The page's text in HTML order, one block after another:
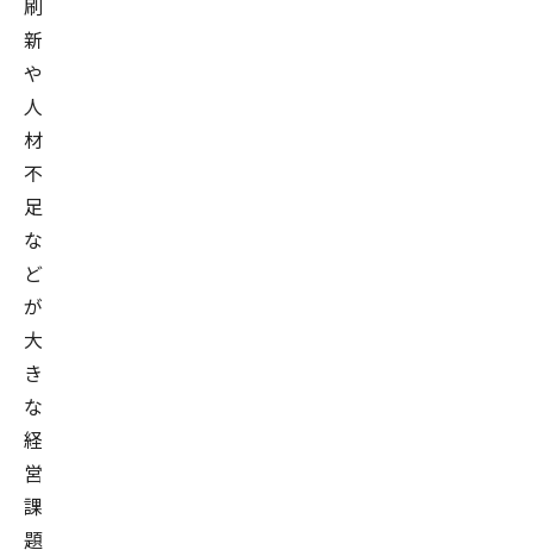
刷
新
や
人
材
不
足
な
ど
が
大
き
な
経
営
課
題